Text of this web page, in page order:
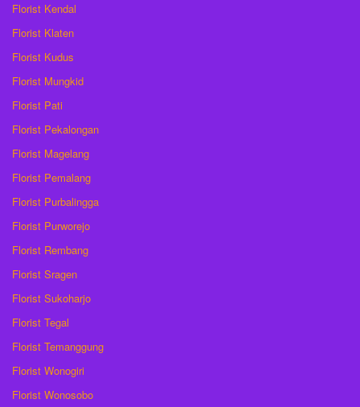
Florist Kendal
Florist Klaten
Florist Kudus
Florist Mungkid
Florist Pati
Florist Pekalongan
Florist Magelang
Florist Pemalang
Florist Purbalingga
Florist Purworejo
Florist Rembang
Florist Sragen
Florist Sukoharjo
Florist Tegal
Florist Temanggung
Florist Wonogiri
Florist Wonosobo